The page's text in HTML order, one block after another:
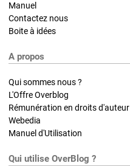
Manuel
Contactez nous
Boite à idées
A propos
Qui sommes nous ?
L'Offre Overblog
Rémunération en droits d'auteur
Webedia
Manuel d'Utilisation
Qui utilise OverBlog ?